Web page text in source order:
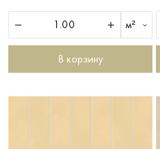
м²
В корзину